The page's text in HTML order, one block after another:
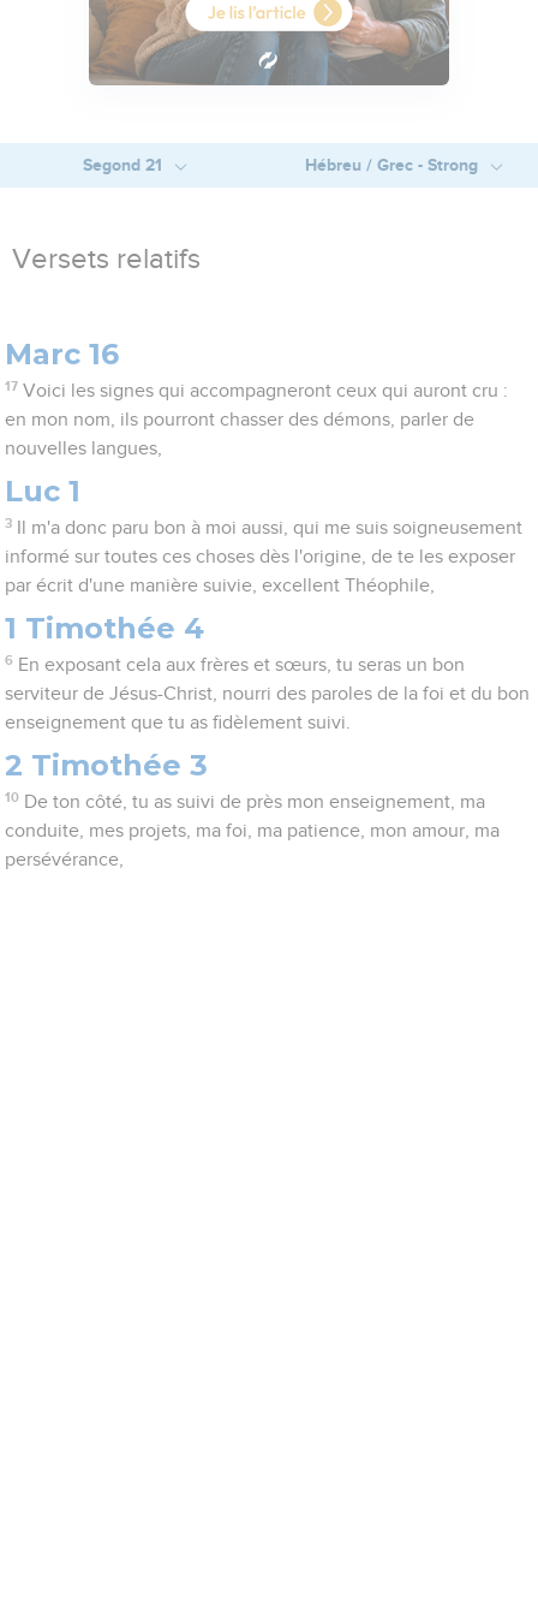
Segond 21 Hébreu / Grec - Strong
Versets relatifs
Marc 16
17 Voici les signes qui accompagneront ceux qui auront cru :
en mon nom, ils pourront chasser des démons, parler de
nouvelles langues,
Luc 1
3
Il m'a donc paru bon à moi aussi, qui me suis soigneusement
informé sur toutes ces choses dès l'origine, de te les exposer
par écrit d'une manière suivie, excellent Théophile,
1 Timothée 4
6 En exposant cela aux frères et sœurs, tu seras un bon
serviteur de Jésus-Christ, nourri des paroles de la foi et du bon
enseignement que tu as fidèlement suivi.
2 Timothée 3
10 De ton côté, tu as suivi de près mon enseignement, ma
conduite, mes projets, ma foi, ma patience, mon amour, ma
persévérance,